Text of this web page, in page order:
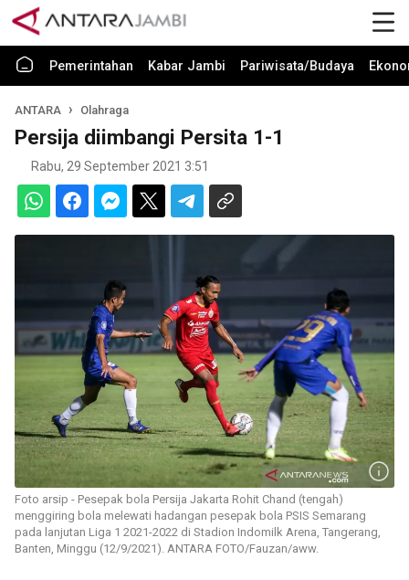
Pemerintahan Kabar Jambi Pariwisata/Budaya
ANTARA Olahraga
Persija diimbangi Persita 1-1
Rabu, 29 September 2021 3:51
Foto arsip - Pesepak bola Persija Jakarta Rohit Chand (tengah)
menggiring bola melewati hadangan pesepak bola PSIS Semarang
pada lanjutan Liga 1 2021-2022 di Stadion Indomilk Arena, Tangerang,
Banten, Minggu (12/9/2021). ANTARA FOTO/Fauzan/aww.